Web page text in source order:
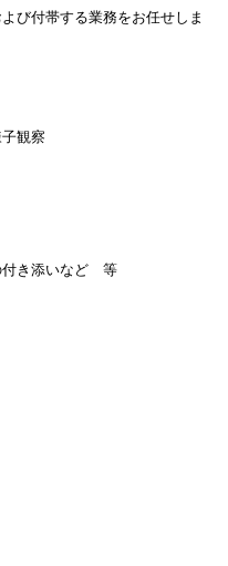
び付帯する業務をお任せしま
観察
付き添いなど 等